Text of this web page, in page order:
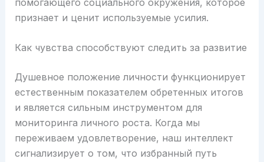
признает и ценит используемые усилия.
Как чувства способствуют следить за развитие
Душевное положение личности функционирует
естественным показателем обретенных итогов
и является сильным инструментом для
мониторинга личного роста. Когда мы
переживаем удовлетворение, наш интеллект
сигнализирует о том, что избранный путь